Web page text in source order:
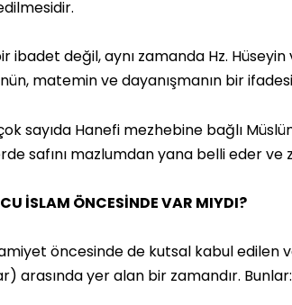
ibadet değil, aynı zamanda Hz. Hüseyin
matemin ve dayanışmanın bir
sayıda Hanefi mezhebine bağlı
safını mazlumdan yana belli eder ve
İSLAM ÖNCESİNDE VAR MIYDI?
öncesinde de kutsal kabul edilen
arasında yer alan bir zamandır.